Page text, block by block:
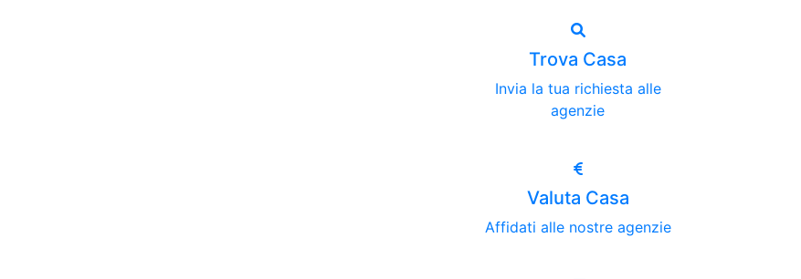
Trova Casa
Invia la tua richiesta alle
agenzie
Valuta Casa
Affidati alle nostre agenzie